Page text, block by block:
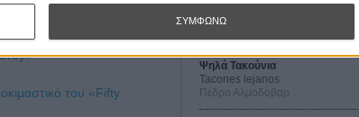
ΣΥΜΦΩΝΩ
του «Fifty
Οδύσσεια
The Odyssey
Ψηλά Τακούνια
Tacones lejanos
Πέδρο Αλμοδόβαρ